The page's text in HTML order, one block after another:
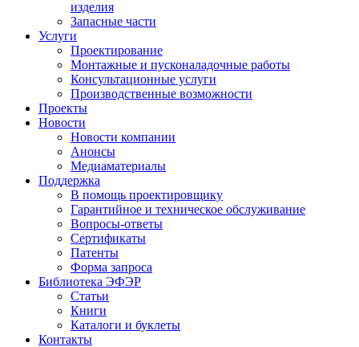
изделия
Запасные части
Услуги
Проектирование
Монтажные и пусконаладочные работы
Консультационные услуги
Производственные возможности
Проекты
Новости
Новости компании
Анонсы
Медиаматериалы
Поддержка
В помощь проектировщику
Гарантийное и техническое обслуживание
Вопросы-ответы
Сертификаты
Патенты
Форма запроса
Библиотека ЭФЭР
Статьи
Книги
Каталоги и буклеты
Контакты